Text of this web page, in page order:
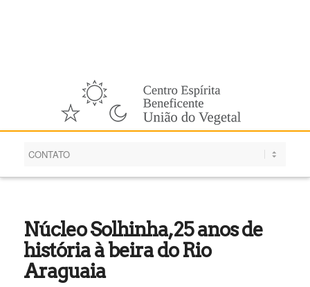
Núcleo Solhinha, 25 anos de
história à beira do Rio
Araguaia